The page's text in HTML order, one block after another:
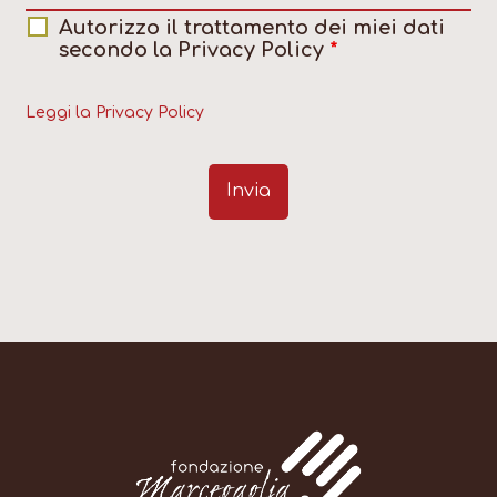
Autorizzo il trattamento dei miei dati
secondo la Privacy Policy *
Leggi la Privacy Policy